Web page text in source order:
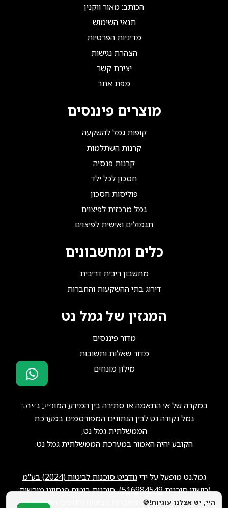
הכותב: מאור ווקנין
תנאי השימוש
מדיניות הפרטיות
הצהרת נגישות
יצירת קשר
מפת אתר
מוצרים פיננסים
קופות גמל להשקעה
קרנות השתלמות
קרנות פנסיה
חסכון לכל ילד
פוליסות חסכון
גמל מרכזית לפיצוים
תגמולים ואישית לפיצוים
כלים ומחשבונים
מחשבון ריבית דריבית
דירוג בתי ההשקעות והחברות
המגזין של גמל נט
מדור פיננסים
מדור שאלות ותשובות
מילון מונחים
במקרה של אי התאמה או סתירה בין המידע המופיע באתר
גמל נקודה נט לבין הנתונים המפורסמים במערכת
הממשלתית גמל נט,
הקובע יהיה האמור במערכת הממשלתית גמל נט.
גמל.נט מופעל על ידיגודביט סוכנות לביטוח (2024) בע"מ
(רישיון סוכנות516984549), סוכנות ביטוח פנסיוני מורשית.
ייתכן שנקבל תגמול מחברות הביטוח והגופים המוסדיים.
הצטרפו אלינו!
היי, יש אצלנו עוגיות!🍪